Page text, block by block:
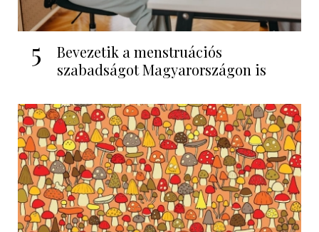
5
Bevezetik a menstruációs
szabadságot Magyarországon is